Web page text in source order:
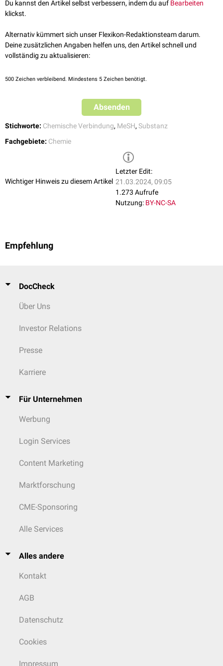
Du kannst den Artikel selbst verbessern, indem du auf Bearbeiten
klickst.
Alternativ kümmert sich unser Flexikon-Redaktionsteam darum.
Deine zusätzlichen Angaben helfen uns, den Artikel schnell und
vollständig zu aktualisieren:
500 Zeichen verbleibend. Mindestens 5 Zeichen benötigt.
Absenden
Stichworte: Chemische Verbindung, MeSH, Substanz
Fachgebiete: Chemie
Wichtiger Hinweis zu diesem Artikel
Letzter Edit:
21.03.2024, 09:05
1.273 Aufrufe
Nutzung: BY-NC-SA
Empfehlung
DocCheck
Über Uns
Investor Relations
Presse
Karriere
Für Unternehmen
Werbung
Login Services
Content Marketing
Marktforschung
CME-Sponsoring
Alle Services
Alles andere
Kontakt
AGB
Datenschutz
Cookies
Impressum